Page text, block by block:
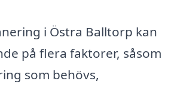
i Östra Balltorp kan
på flera faktorer, såsom
som behövs,